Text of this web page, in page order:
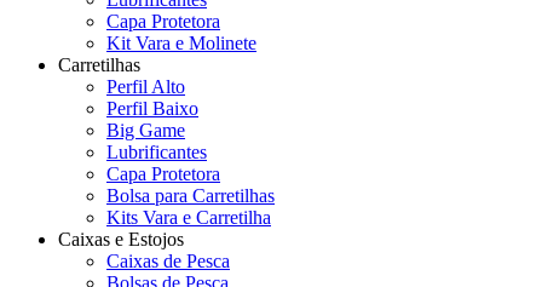
Capa Protetora
Kit Vara e Molinete
Carretilhas
Perfil Alto
Perfil Baixo
Big Game
Lubrificantes
Capa Protetora
Bolsa para Carretilhas
Kits Vara e Carretilha
Caixas e Estojos
Caixas de Pesca
Bolsas de Pesca